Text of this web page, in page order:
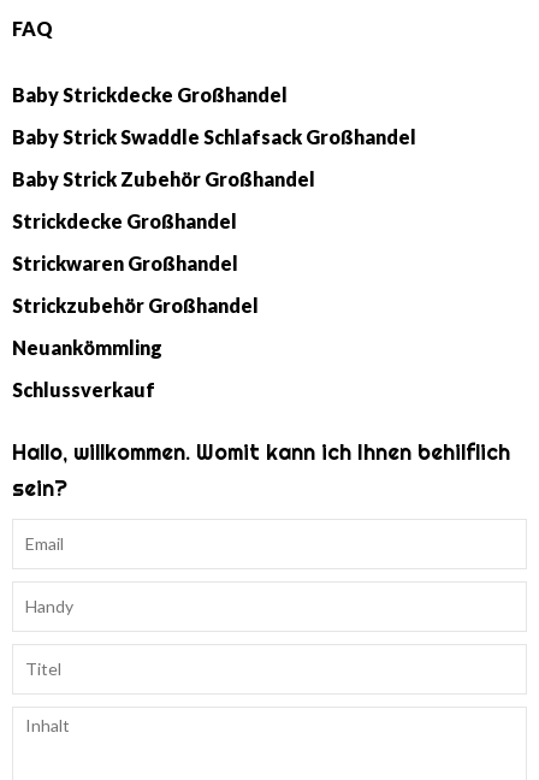
FAQ
Baby Strickdecke Großhandel
Baby Strick Swaddle Schlafsack Großhandel
Baby Strick Zubehör Großhandel
Strickdecke Großhandel
Strickwaren Großhandel
Strickzubehör Großhandel
Neuankömmling
Schlussverkauf
Hallo, willkommen. Womit kann ich Ihnen behilflich
sein?